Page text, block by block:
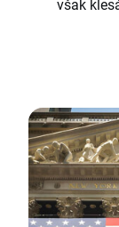
však